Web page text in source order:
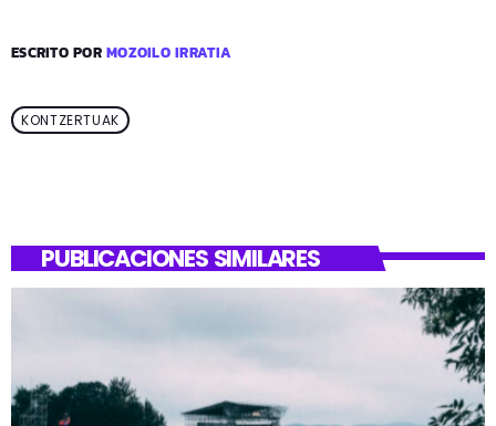
ESCRITO PORMOZOILO IRRATIA
KONTZERTUAK
PUBLICACIONES SIMILARES